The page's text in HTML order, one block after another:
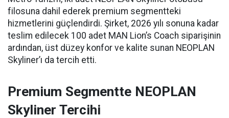
filosuna dahil ederek premium segmentteki
hizmetlerini güçlendirdi. Şirket, 2026 yılı sonuna kadar
teslim edilecek 100 adet MAN Lion’s Coach siparişinin
ardından, üst düzey konfor ve kalite sunan NEOPLAN
Skyliner’ı da tercih etti.
Premium Segmentte NEOPLAN
Skyliner Tercihi